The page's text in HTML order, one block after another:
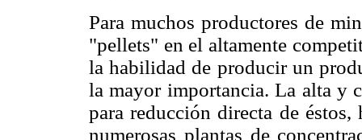
Para muchos productores de
"pellets" en el altamente
la habilidad de producir un
la mayor importancia. La alta y
para reducción directa de
numerosas plantas de